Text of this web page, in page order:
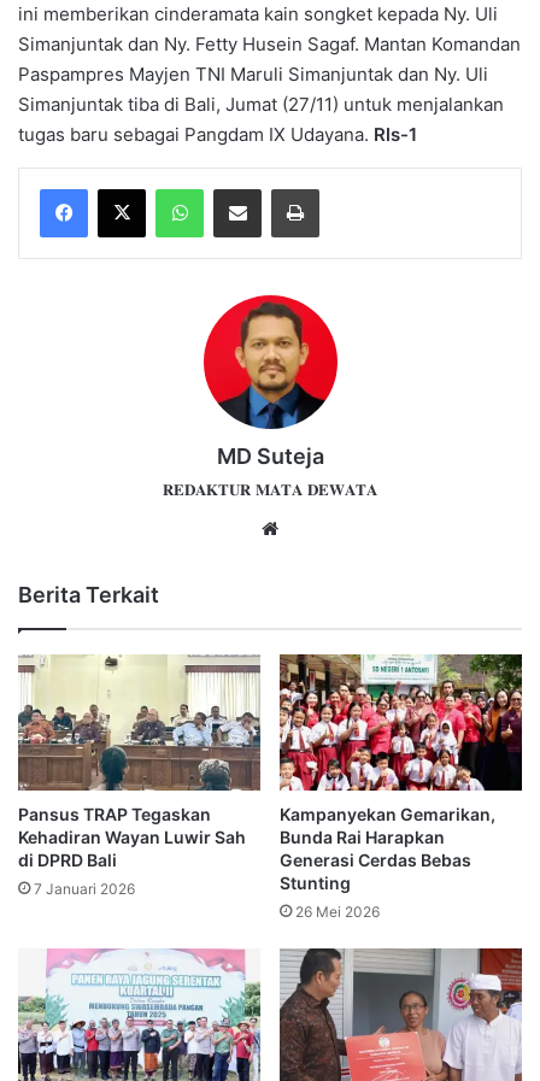
ini memberikan cinderamata kain songket kepada Ny. Uli
Simanjuntak dan Ny. Fetty Husein Sagaf. Mantan Komandan
Paspampres Mayjen TNI Maruli Simanjuntak dan Ny. Uli
Simanjuntak tiba di Bali, Jumat (27/11) untuk menjalankan
tugas baru sebagai Pangdam IX Udayana. Rls-1
WhatsAppShare via Email Print
MD Suteja
𝐑𝐄𝐃𝐀𝐊𝐓𝐔𝐑 𝐌𝐀𝐓𝐀 𝐃𝐄𝐖𝐀𝐓𝐀
Berita Terkait
Pansus TRAP Tegaskan
Kehadiran Wayan Luwir Sah
di DPRD Bali
7 Januari 2026
Kampanyekan Gemarikan,
Bunda Rai Harapkan
Generasi Cerdas Bebas
Stunting
26 Mei 2026